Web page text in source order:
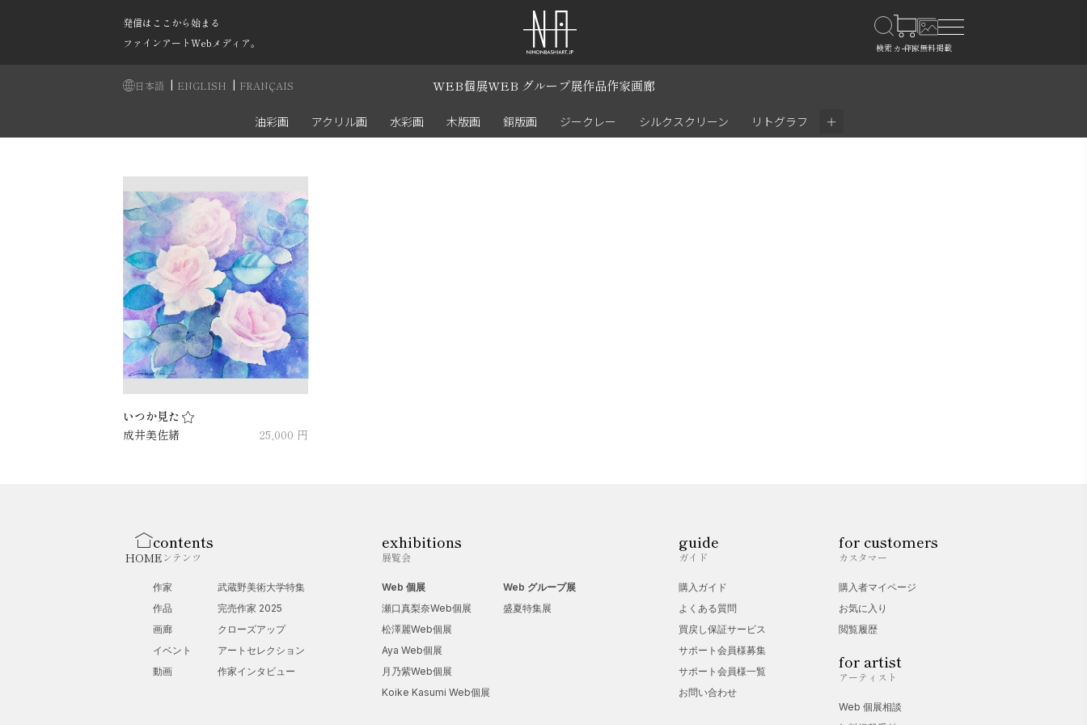
発信はここから始まる
ファインアートWebメディア。
日本語 | ENGLISH | FRANÇAIS WEB個展WEB グループ展作品作家画廊
油彩画 アクリル画 水彩画 木版画 銅版画 ジークレー シルクスクリーン リトグラフ ＋
いつか見た
成井美佐緒
25,000 円
HOME
contents
コンテンツ
作家
作品
画廊
イベント
動画
武蔵野美術大学特集
完売作家 2025
クローズアップ
アートセレクション
作家インタビュー
exhibitions
展覧会
Web 個展
瀬口真梨奈Web個展
松澤麗Web個展
Aya Web個展
月乃紫Web個展
Koike Kasumi Web個展
Web グループ展
盛夏特集展
guide
ガイド
購入ガイド
よくある質問
買戻し保証サービス
サポート会員様募集
サポート会員様一覧
お問い合わせ
for customers
カスタマー
購入者マイページ
お気に入り
閲覧履歴
for artist
アーティスト
Web 個展相談